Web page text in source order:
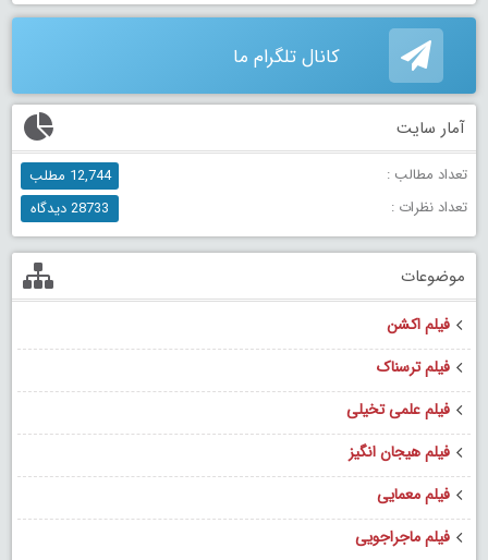
کانال تلگرام ما
آمار سایت
تعداد مطالب :
12,744 مطلب
تعداد نظرات :
28733 دیدگاه
موضوعات
فیلم اکشن
فیلم ترسناک
فیلم علمی تخیلی
فیلم هیجان انگیز
فیلم معمایی
فیلم ماجراجویی